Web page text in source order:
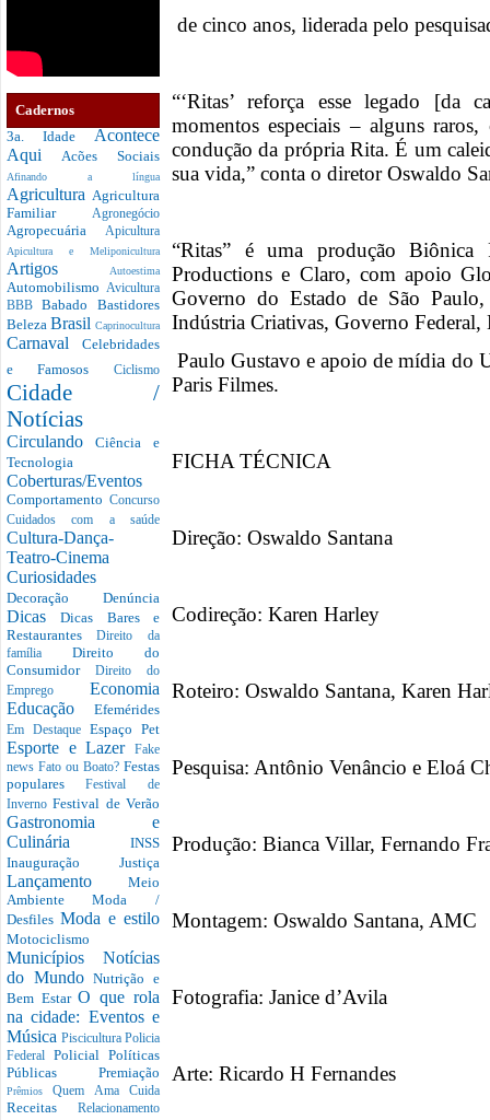
Cadernos
3a. Idade Acontece
Aqui Acões Sociais
Afinando a língua
Agricultura Agricultura
Familiar Agronegócio
Agropecuária Apicultura
Apicultura e Meliponicultura
Artigos Autoestima
Automobilismo Avicultura
BBBBabado Bastidores
Beleza Brasil Caprinocultura
Carnaval Celebridades
e Famosos Ciclismo
Cidade /
Notícias
CirculandoCiência e
Tecnologia
Coberturas/Eventos
Comportamento Concurso
Cuidados com a saúde
Cultura-Dança-
Teatro-Cinema
Curiosidades
Decoração Denúncia
DicasDicas Bares e
RestaurantesDireito da
família Direito do
Consumidor Direito do
Emprego Economia
Educação Efemérides
Em Destaque Espaço Pet
Esporte e Lazer
Fake
news Fato ou Boato? Festas
popularesFestival de
InvernoFestival de Verão
Gastronomia e
Culinária INSS
Inauguração Justiça
Lançamento Meio
AmbienteModa /
Desfiles Moda e estilo
Motociclismo
Municípios Notícias
do MundoNutrição e
Bem EstarO que rola
na cidade: Eventos e
Música Piscicultura Policia
Federal Policial Políticas
Públicas Premiação
PrêmiosQuem Ama Cuida
Receitas Relacionamento
de cinco anos, liderada pelo
“‘Ritas’ reforça esse legado [da
momentos especiais – alguns
condução da própria Rita. É um
sua vida,” conta o diretor Oswaldo
“Ritas” é uma produção
Productions e Claro, com apoio
Governo do Estado de São
Indústria Criativas, Governo
Paulo Gustavo e apoio de mídia do
Paris Filmes.
FICHA TÉCNICA
Direção: Oswaldo Santana
Codireção: Karen Harley
Roteiro: Oswaldo Santana, Karen
Pesquisa: Antônio Venâncio e Eloá
Produção: Bianca Villar, Fernando
Montagem: Oswaldo Santana, AMC
Fotografia: Janice d’Avila
Arte: Ricardo H Fernandes